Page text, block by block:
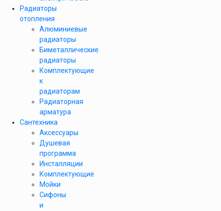
Радиаторы
отопления
Алюминиевые
радиаторы
Биметаллические
радиаторы
Комплектующие
к
радиаторам
Радиаторная
арматура
Сантехника
Аксессуары
Душевая
программа
Инсталляции
Комплектующие
Мойки
Сифоны
и